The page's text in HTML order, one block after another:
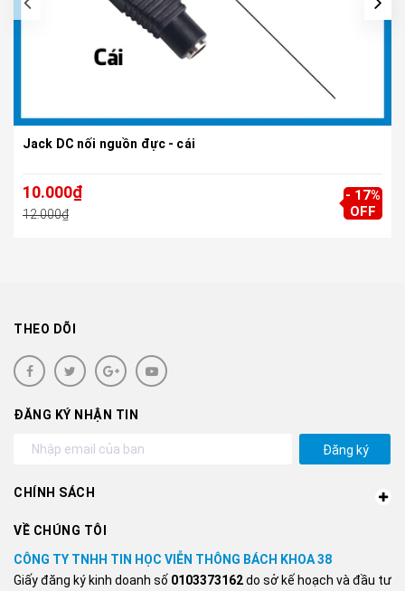
Jack DC nối nguồn đực - cái
10.000₫
12.000₫
- 17%
OFF
THEO DÕI
ĐĂNG KÝ NHẬN TIN
Đăng ký
CHÍNH SÁCH
VỀ CHÚNG TÔI
CÔNG TY TNHH TIN HỌC VIỄN THÔNG BÁCH KHOA 38
Giấy đăng ký kinh doanh số 0103373162do sở kế hoạch và đầu tư